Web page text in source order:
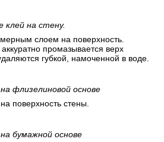
клей на стену.
слоем на поверхность.
промазывается верх
губкой, намоченной в воде.
флизелиновой основе
поверхность стены.
бумажной основе